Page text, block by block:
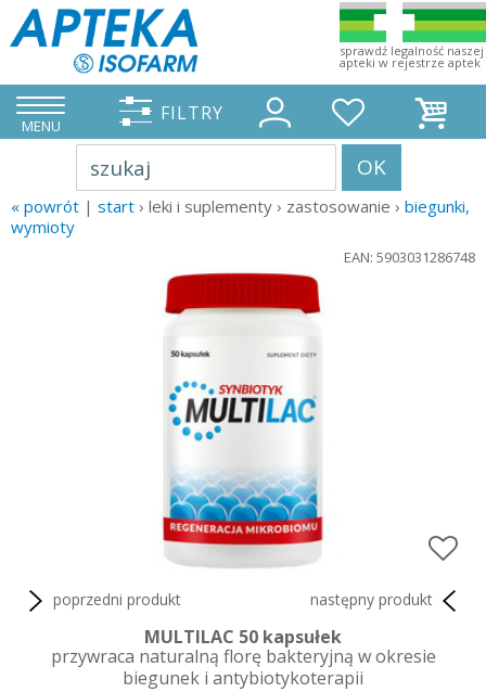
sprawdź legalność naszej
apteki w rejestrze aptek
MENU
FILTRY
szukaj OK
« powrót | start › leki i suplementy › zastosowanie › biegunki,
wymioty
EAN: 5903031286748
poprzedni produkt następny produkt
MULTILAC 50 kapsułek
przywraca naturalną florę bakteryjną w okresie
biegunek i antybiotykoterapii